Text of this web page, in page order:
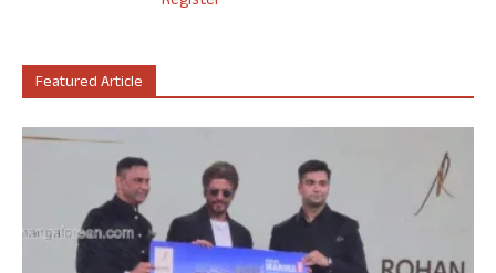
Featured Article